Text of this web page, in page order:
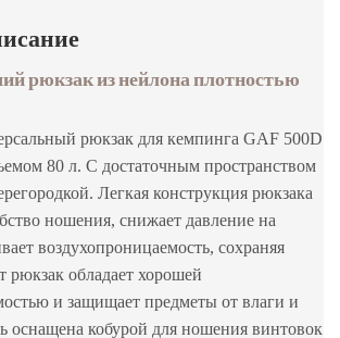
рюкзак из нейлона плотностью
рюкзак для кемпинга GAF 500D
80 л. С достаточным пространством
Легкая конструкция рюкзака
ношения, снижает давление на
воздухопроницаемость, сохраняя
рюкзак обладает хорошей
и защищает предметы от влаги и
оснащена кобурой для ношения винтовок